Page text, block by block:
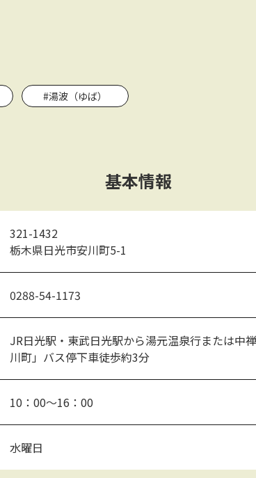
#湯波（ゆば）
基本情報
321-1432
栃木県日光市安川町5-1
0288-54-1173
JR日光駅・東武日光駅から湯元温泉行または中
川町」バス停下車徒歩約3分
10：00～16：00
水曜日